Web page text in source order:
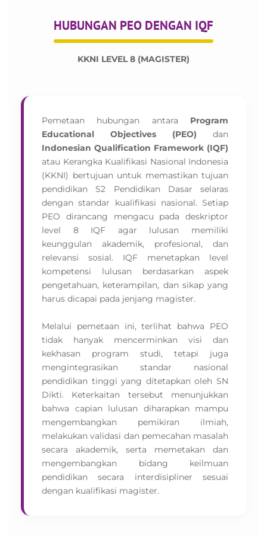
HUBUNGAN PEO DENGAN IQF
KKNI LEVEL 8 (MAGISTER)
Pemetaan hubungan antara Program
Educational Objectives (PEO) dan
Indonesian Qualification Framework (IQF)
atau Kerangka Kualifikasi Nasional Indonesia
(KKNI) bertujuan untuk memastikan tujuan
pendidikan S2 Pendidikan Dasar selaras
dengan standar kualifikasi nasional. Setiap
PEO dirancang mengacu pada deskriptor
level 8 IQF agar lulusan memiliki
keunggulan akademik, profesional, dan
relevansi sosial. IQF menetapkan level
kompetensi lulusan berdasarkan aspek
pengetahuan, keterampilan, dan sikap yang
harus dicapai pada jenjang magister.
Melalui pemetaan ini, terlihat bahwa PEO
tidak hanyak mencerminkan visi dan
kekhasan program studi, tetapi juga
mengintegrasikan standar nasional
pendidikan tinggi yang ditetapkan oleh SN
Dikti. Keterkaitan tersebut menunjukkan
bahwa capian lulusan diharapkan mampu
mengembangkan pemikiran ilmiah,
melakukan validasi dan pemecahan masalah
secara akademik, serta memetakan dan
mengembangkan bidang keilmuan
pendidikan secara interdisipliner sesuai
dengan kualifikasi magister.